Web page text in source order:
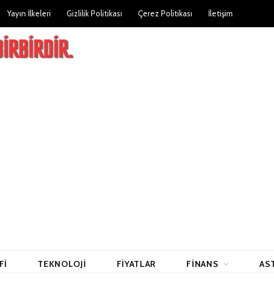
Yayın İlkeleri Gizlilik Politikası Çerez Politikası İletişim
TEKNOLOJI FIYATLAR FINANS